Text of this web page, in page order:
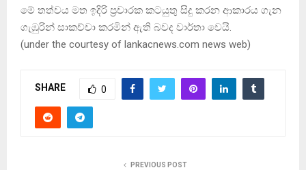
මේ තත්වය මත ඉදිරි ප‍්‍රචාරක කටයුතු සිදු කරන ආකාරය ගැන
ගැඹුරින් සාකච්චා කරමින් ඇති බවද වාර්තා වෙයි.
(under the courtesy of lankacnews.com news web)
SHARE 0
PREVIOUS POST